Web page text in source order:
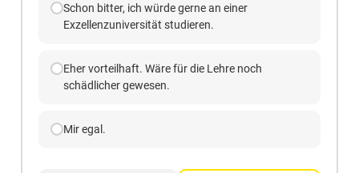
Schon bitter, ich würde gerne an einer
Exzellenzuniversität studieren.
Eher vorteilhaft. Wäre für die Lehre noch
schädlicher gewesen.
Mir egal.